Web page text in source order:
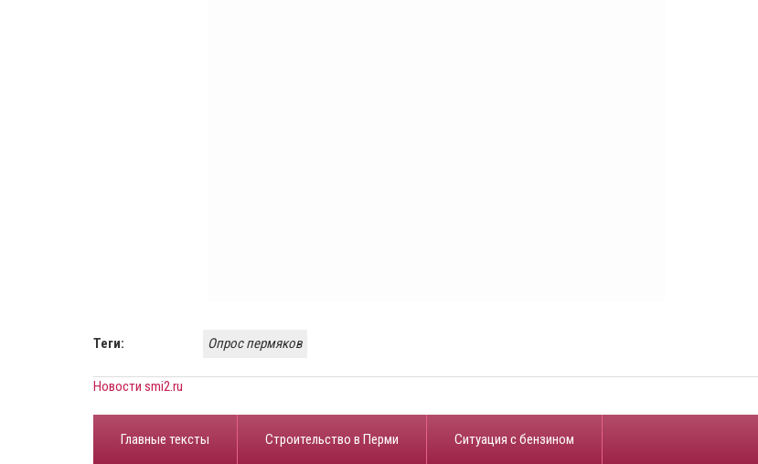
Теги: Опрос пермяков
Новости smi2.ru
Главные тексты Строительство в Перми ​Ситуация с бензином